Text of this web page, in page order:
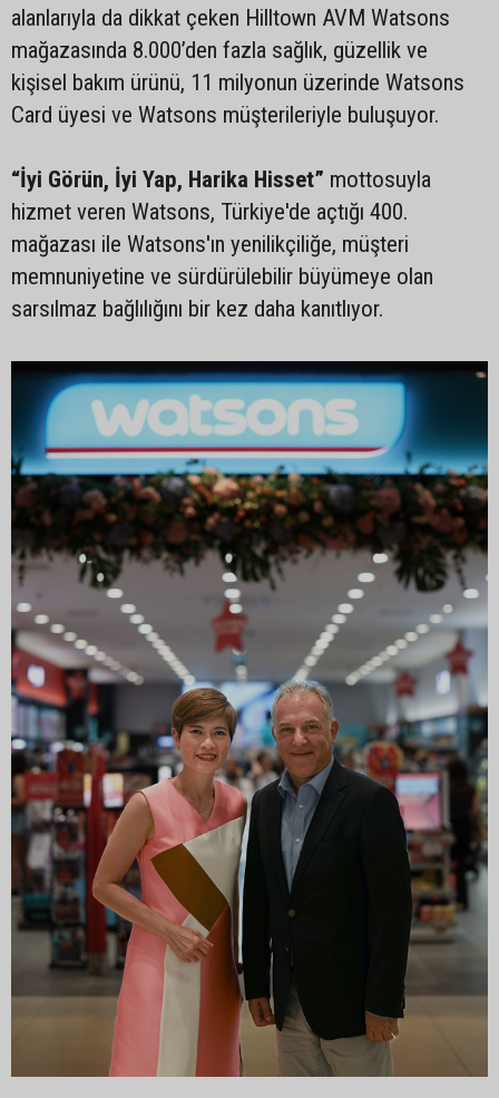
alanlarıyla da dikkat çeken Hilltown AVM Watsons
mağazasında 8.000’den fazla sağlık, güzellik ve
kişisel bakım ürünü, 11 milyonun üzerinde Watsons
Card üyesi ve Watsons müşterileriyle buluşuyor.
“İyi Görün, İyi Yap, Harika Hisset” mottosuyla
hizmet veren Watsons, Türkiye'de açtığı 400.
mağazası ile Watsons'ın yenilikçiliğe, müşteri
memnuniyetine ve sürdürülebilir büyümeye olan
sarsılmaz bağlılığını bir kez daha kanıtlıyor.